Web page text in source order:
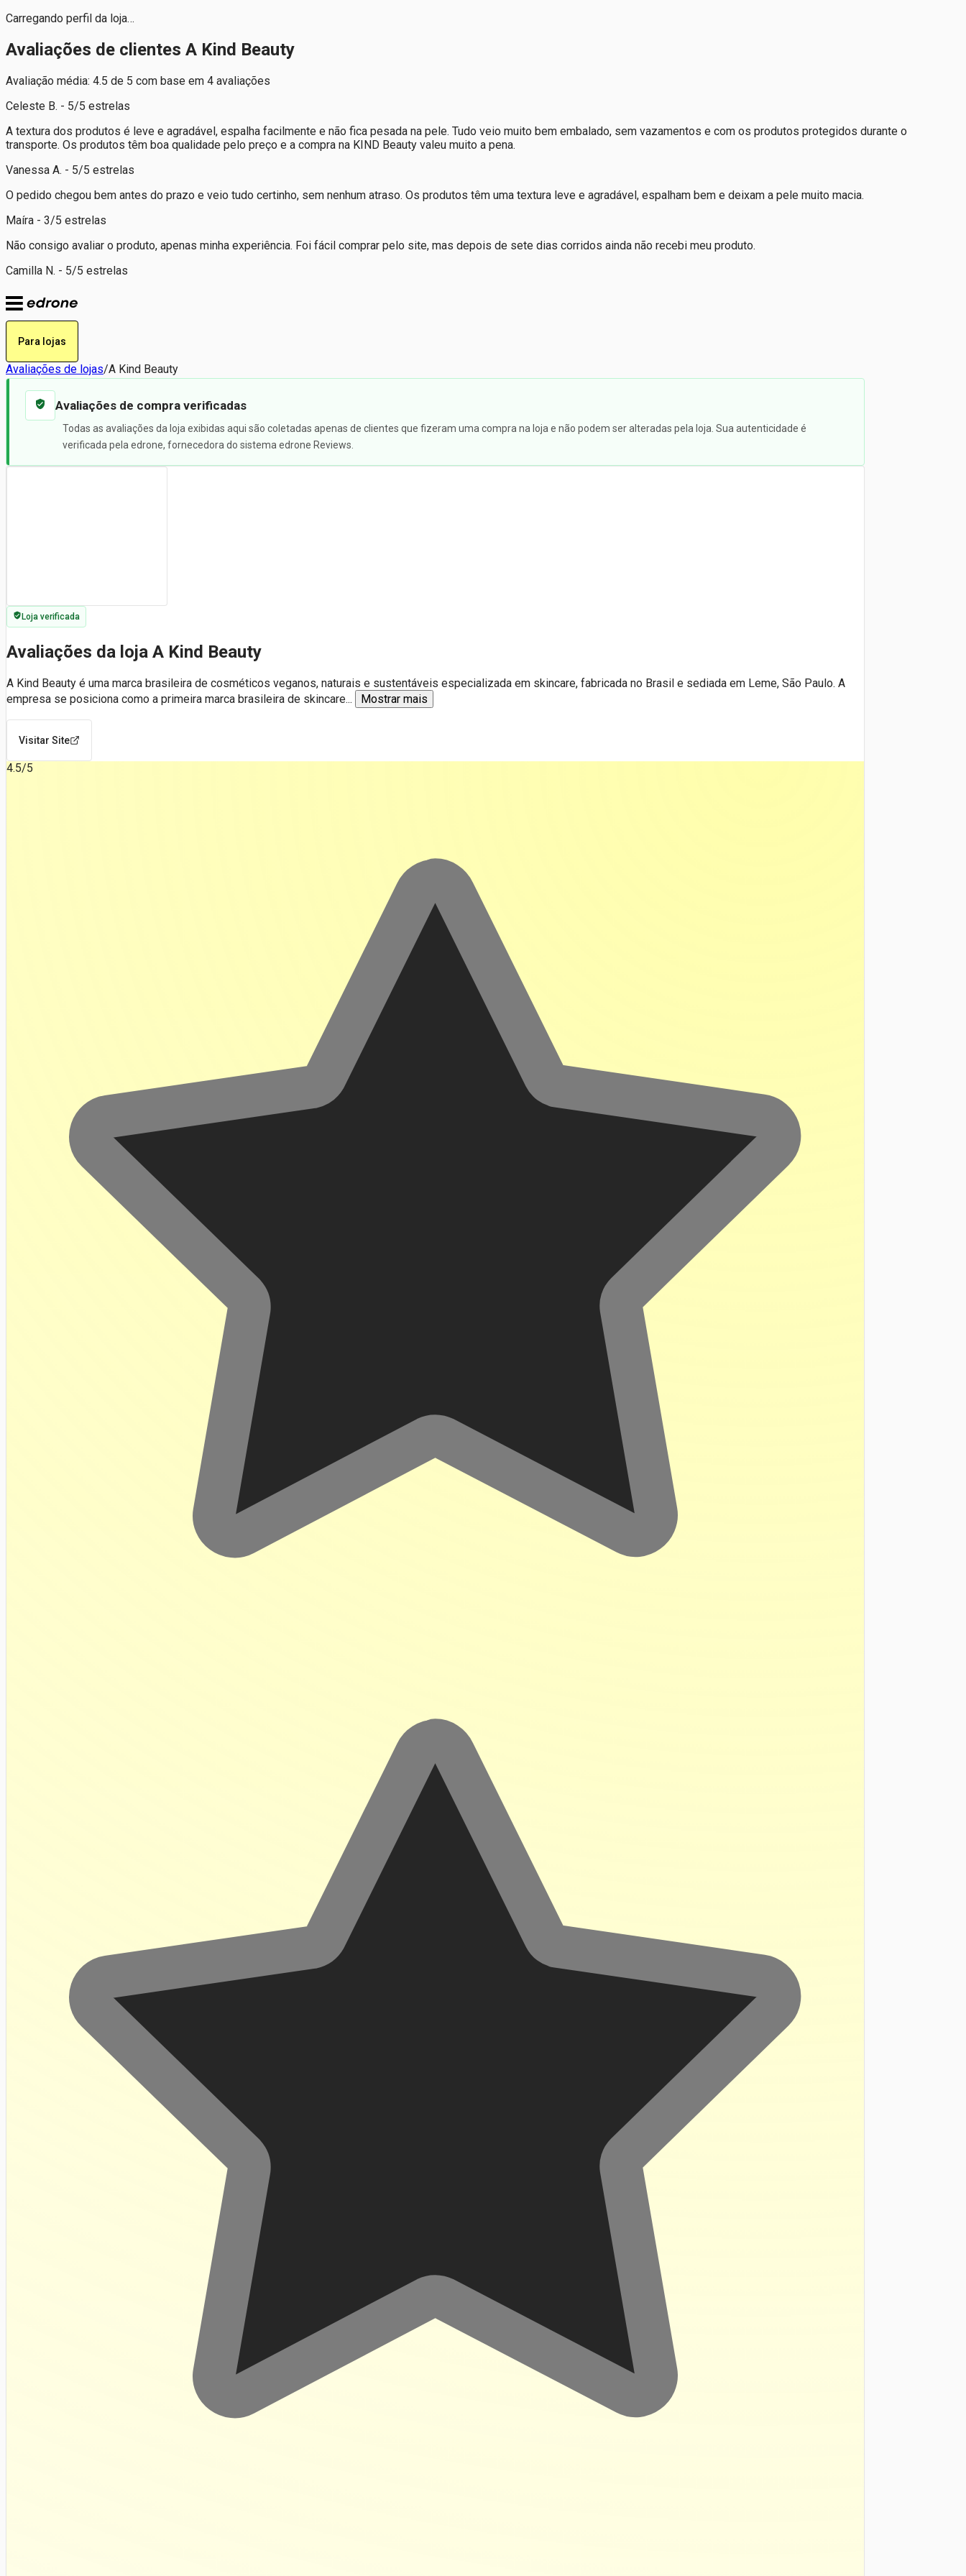
Carregando perfil da loja…
Avaliações de clientes A Kind Beauty
Avaliação média: 4.5 de 5 com base em 4 avaliações
Celeste B. - 5/5 estrelas
A textura dos produtos é leve e agradável, espalha facilmente e não fica pesada na pele. Tudo veio muito bem embalado, sem vazamentos e com os produtos protegidos durante o
transporte. Os produtos têm boa qualidade pelo preço e a compra na KIND Beauty valeu muito a pena.
Vanessa A. - 5/5 estrelas
O pedido chegou bem antes do prazo e veio tudo certinho, sem nenhum atraso. Os produtos têm uma textura leve e agradável, espalham bem e deixam a pele muito macia.
Maíra - 3/5 estrelas
Não consigo avaliar o produto, apenas minha experiência. Foi fácil comprar pelo site, mas depois de sete dias corridos ainda não recebi meu produto.
Camilla N. - 5/5 estrelas
Para lojas
Avaliações de lojas/A Kind Beauty
Avaliações de compra verificadas
Todas as avaliações da loja exibidas aqui são coletadas apenas de clientes que fizeram uma compra na loja e não podem ser alteradas pela loja. Sua autenticidade é
verificada pela edrone, fornecedora do sistema edrone Reviews.
Loja verificada
Avaliações da loja A Kind Beauty
A Kind Beauty é uma marca brasileira de cosméticos veganos, naturais e sustentáveis especializada em skincare, fabricada no Brasil e sediada em Leme, São Paulo. A
empresa se posiciona como a primeira marca brasileira de skincare... Mostrar mais
Visitar Site
4.5/5